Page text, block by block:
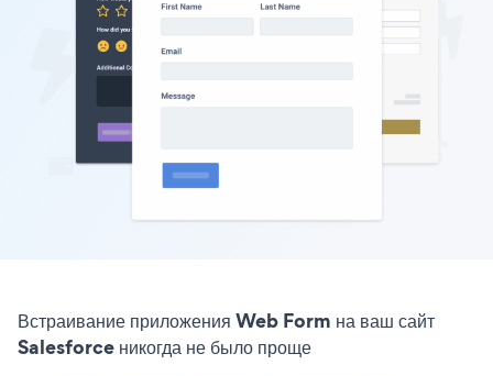
Встраивание приложения Web Form на ваш сайт
Salesforce никогда не было проще